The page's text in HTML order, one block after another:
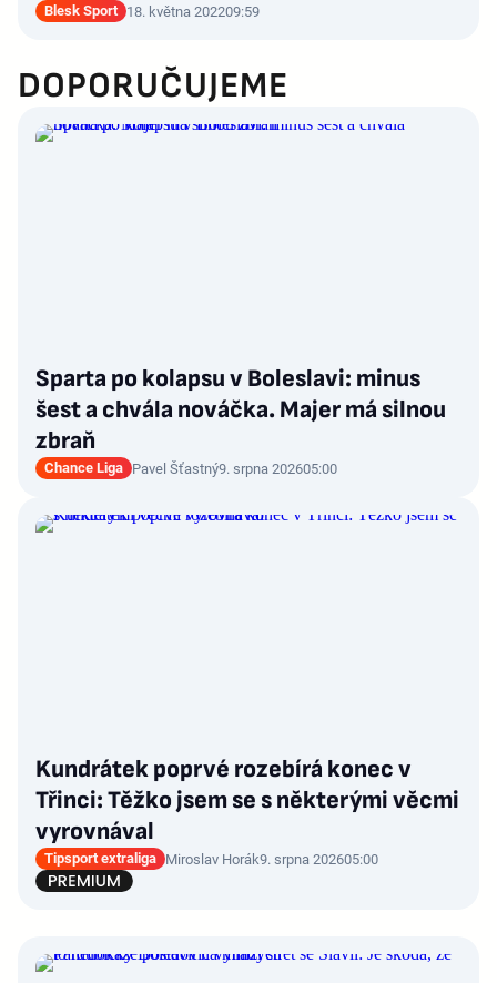
Blesk Sport 18. května 202209:59
DOPORUČUJEME
Sparta po kolapsu v Boleslavi: minus
šest a chvála nováčka. Majer má silnou
zbraň
Chance Liga Pavel Šťastný9. srpna 202605:00
Kundrátek poprvé rozebírá konec v
Třinci: Těžko jsem se s některými věcmi
vyrovnával
Tipsport extraliga Miroslav Horák9. srpna 202605:00